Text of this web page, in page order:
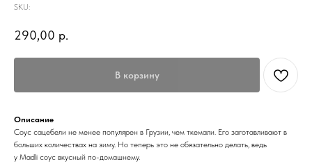
SKU:
290,00 р.
В корзину
Описание
Соус сацебели не менее популярен в Грузии, чем ткемали. Его заготавливают в
больших количествах на зиму. Но теперь это не обязательно делать, ведь
у Madli соус вкусный по-домашнему.